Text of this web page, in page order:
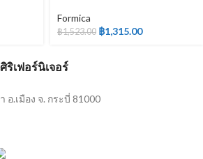
Formica
฿1,523.00 ฿1,315.00
เฟอร์นิเจอร์
อ.เมือง จ. กระบี่ 81000